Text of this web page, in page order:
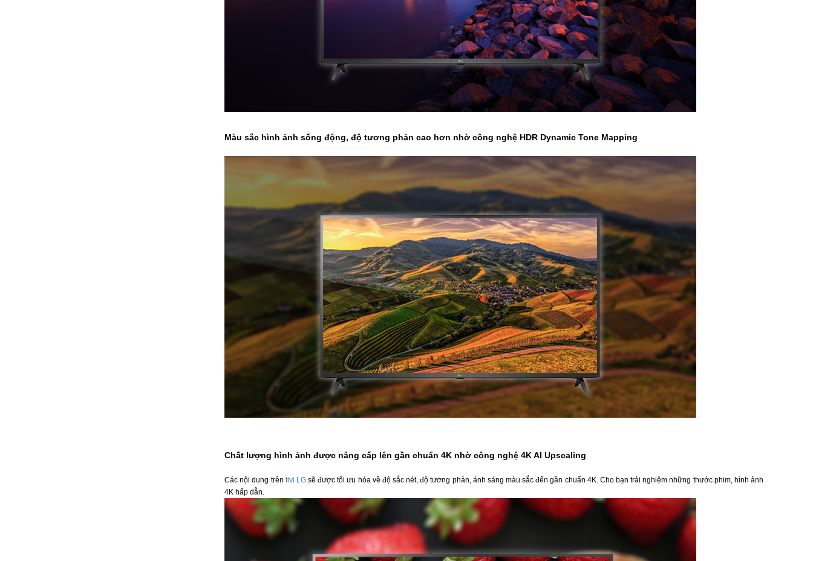
Màu sắc hình ảnh sống động, độ tương phản cao hơn nhờ công nghệ HDR Dynamic Tone Mapping
Chất lượng hình ảnh được nâng cấp lên gần chuẩn 4K nhờ công nghệ 4K AI Upscaling
Các nội dung trên tivi LGsẽ được tối ưu hóa về độ sắc nét, độ tương phản, ánh sáng màu sắc đến gần chuẩn 4K. Cho bạn trải nghiệm những thước phim, hình ảnh
4K hấp dẫn.